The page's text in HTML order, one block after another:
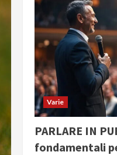
Varie
PARLARE IN
fondamentali